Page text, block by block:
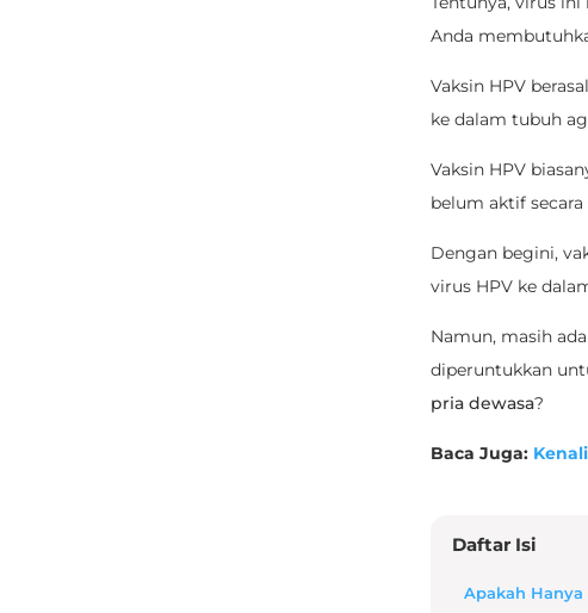
Anda
Vaksin HPV
ke dalam tubuh
Vaksin HPV
belum aktif secara
Dengan begini,
virus HPV ke
Namun, masih
diperuntukkan
pria dewasa?
Baca Juga:
Daftar Isi
Apakah Hanya